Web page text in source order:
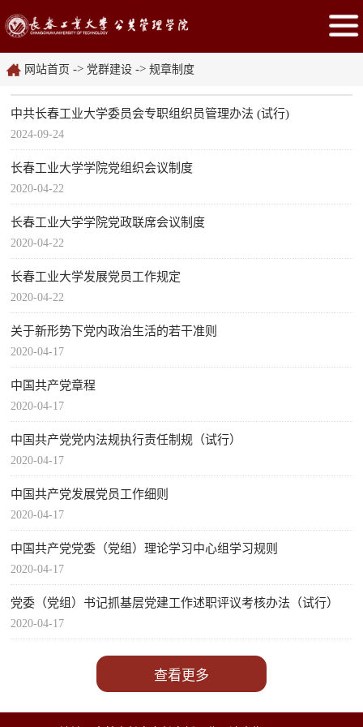
网站首页 -> 党群建设 -> 规章制度
中共长春工业大学委员会专职组织员管理办法 (试行)
2024-09-24
长春工业大学学院党组织会议制度
2020-04-22
长春工业大学学院党政联席会议制度
2020-04-22
长春工业大学发展党员工作规定
2020-04-22
关于新形势下党内政治生活的若干准则
2020-04-17
中国共产党章程
2020-04-17
中国共产党党内法规执行责任制规（试行）
2020-04-17
中国共产党发展党员工作细则
2020-04-17
中国共产党党委（党组）理论学习中心组学习规则
2020-04-17
党委（党组）书记抓基层党建工作述职评议考核办法（试行）
2020-04-17
查看更多